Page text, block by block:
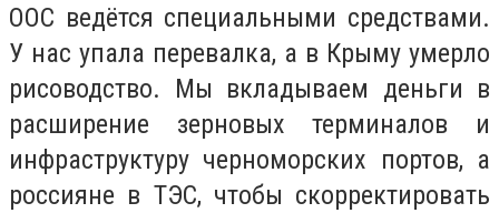
ООС ведётся специальными средствами.
У нас упала перевалка, а в Крыму умерло
рисоводство. Мы вкладываем деньги в
расширение зерновых терминалов и
инфраструктуру черноморских портов, а
россияне в ТЭС, чтобы скорректировать